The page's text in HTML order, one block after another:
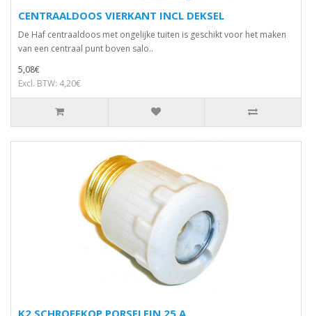
CENTRAALDOOS VIERKANT INCL DEKSEL
De Haf centraaldoos met ongelijke tuiten is geschikt voor het maken
van een centraal punt boven salo..
5,08€
Excl. BTW: 4,20€
K2 SCHROEFKOP PORSELEIN 25 A